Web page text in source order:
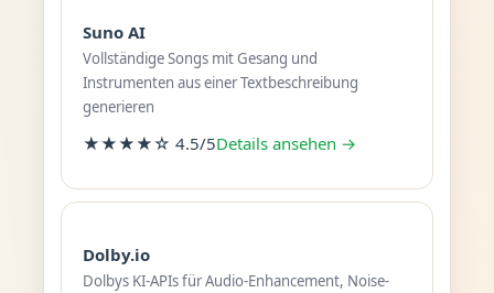
Suno AI
Vollständige Songs mit Gesang und
Instrumenten aus einer Textbeschreibung
generieren
★★★★☆ 4.5/5Details ansehen →
Dolby.io
Dolbys KI-APIs für Audio-Enhancement, Noise-